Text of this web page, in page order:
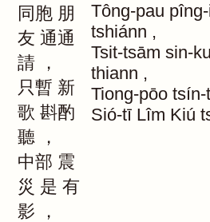
同胞 朋
友 通通
請
，
只暫 新
歌 斟酌
聽
，
中部 震
災 是 有
影
，
Tông-pau
tshiánn ,
Tsit-tsām sin-
thiann ,
Tiong-pōo tsín-
Sió-tī Lîm Kiú